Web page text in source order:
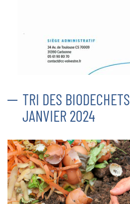
TRI DES
JANVIER 2024